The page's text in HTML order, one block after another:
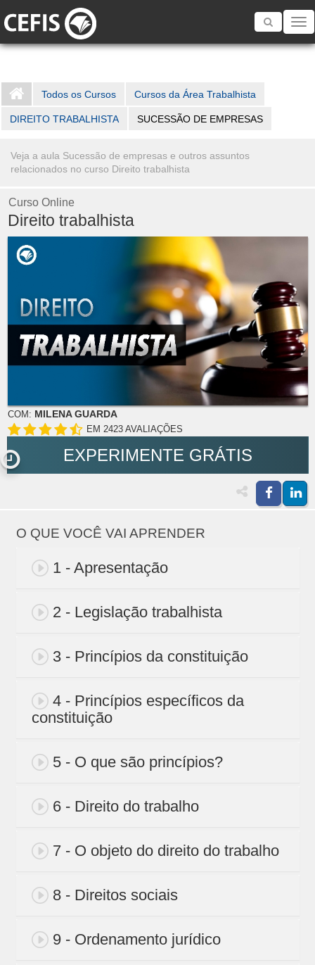
Toggle
Todos os Cursos Cursos da Área Trabalhista
DIREITO TRABALHISTA SUCESSÃO DE EMPRESAS
Veja a aula Sucessão de empresas e outros assuntos
relacionados no curso Direito trabalhista
Curso Online
Direito trabalhista
COM: MILENA GUARDA
EM 2423 AVALIAÇÕES
EXPERIMENTE GRÁTIS
O QUE VOCÊ VAI APRENDER
1 - Apresentação
2 - Legislação trabalhista
3 - Princípios da constituição
4 - Princípios específicos da
constituição
5 - O que são princípios?
6 - Direito do trabalho
7 - O objeto do direito do trabalho
8 - Direitos sociais
9 - Ordenamento jurídico